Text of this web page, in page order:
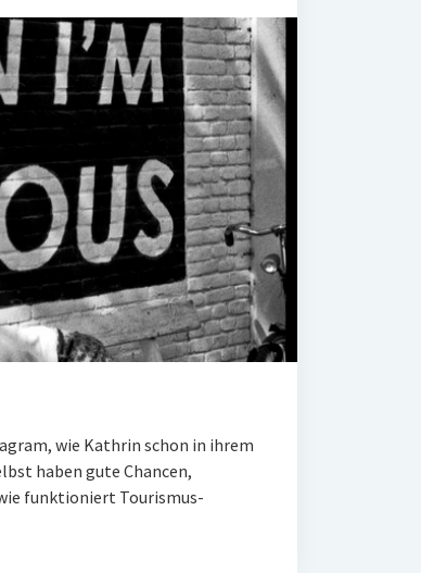
wie Kathrin schon in ihrem
haben gute Chancen,
funktioniert Tourismus-